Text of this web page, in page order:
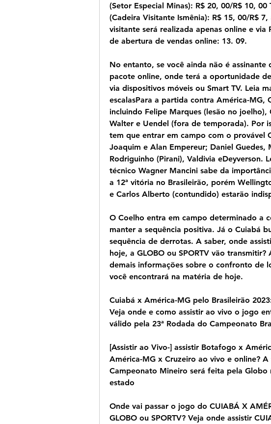
(Setor Especial Minas): R$ 20, 00/R$ 10,
(Cadeira Visitante Ismênia): R$ 15, 00/R$
visitante será realizada apenas online e via
de abertura de vendas online: 13. 09.
No entanto, se você ainda não é
pacote online, onde terá a oportunidade
via dispositivos móveis ou Smart TV. Leia
escalasPara a partida contra América-MG,
incluindo Felipe Marques (lesão no joelho),
Walter e Uendel (fora de temporada). Por
tem que entrar em campo com o provável
Joaquim e Alan Empereur; Daniel Guedes,
Rodriguinho (Pirani), Valdivia eDeyverson.
técnico Wagner Mancini sabe da
a 12ª vitória no Brasileirão, porém
e Carlos Alberto (contundido) estarão
O Coelho entra em campo determinado a
manter a sequência positiva. Já o Cuiabá
sequência de derrotas. A saber, onde
hoje, a GLOBO ou SPORTV vão transmitir?
demais informações sobre o confronto de
você encontrará na matéria de hoje.
Cuiabá x América-MG pelo Brasileirão
Veja onde e como assistir ao vivo o jogo
válido pela 23ª Rodada do Campeonato
[Assistir ao Vivo-] assistir Botafogo x
América-MG x Cruzeiro ao vivo e online?
Campeonato Mineiro será feita pela Globo
estado
Onde vai passar o jogo do CUIABÁ X
GLOBO ou SPORTV? Veja onde assistir